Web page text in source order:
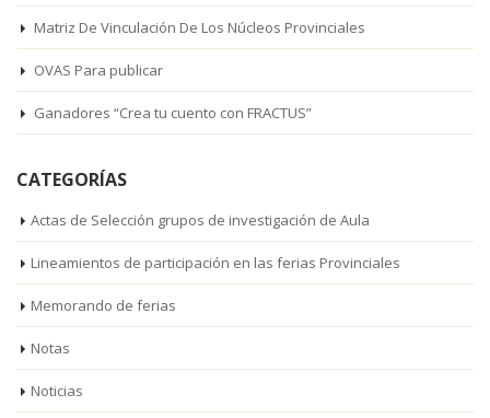
Matriz De Vinculación De Los Núcleos Provinciales
OVAS Para publicar
Ganadores “Crea tu cuento con FRACTUS”
CATEGORÍAS
Actas de Selección grupos de investigación de Aula
Lineamientos de participación en las ferias Provinciales
Memorando de ferias
Notas
Noticias